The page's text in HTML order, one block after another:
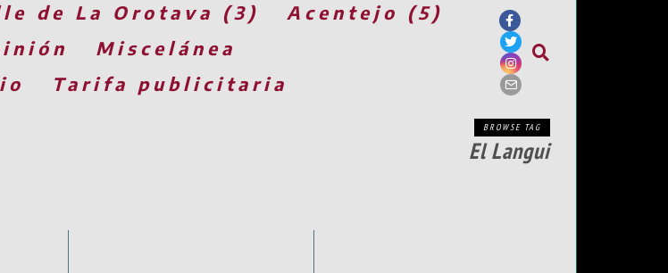
de La Orotava (3)
Acentejo (5)
Miscelánea
Tarifa publicitaria
BROWSE TAG
El Langui